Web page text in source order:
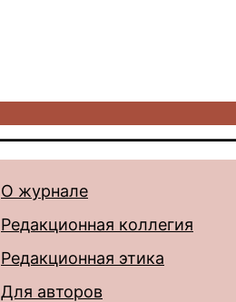
О журнале
Редакционная коллегия
Редакционная этика
Для авторов